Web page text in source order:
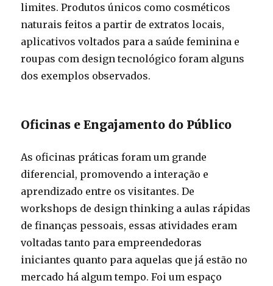
limites. Produtos únicos como cosméticos
naturais feitos a partir de extratos locais,
aplicativos voltados para a saúde feminina e
roupas com design tecnológico foram alguns
dos exemplos observados.
Oficinas e Engajamento do Público
As oficinas práticas foram um grande
diferencial, promovendo a interação e
aprendizado entre os visitantes. De
workshops de design thinking a aulas rápidas
de finanças pessoais, essas atividades eram
voltadas tanto para empreendedoras
iniciantes quanto para aquelas que já estão no
mercado há algum tempo. Foi um espaço